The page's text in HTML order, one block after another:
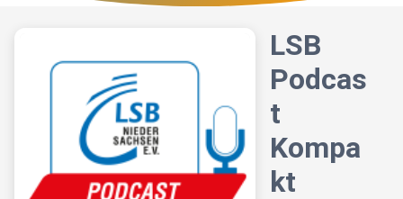
LSB
Podcas
t
Kompa
kt